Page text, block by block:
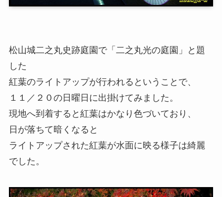
松山城二之丸史跡庭園で「二之丸光の庭園」と題
した
紅葉のライトアップが行われるということで、
１１／２０の日曜日に出掛けてみました。
現地へ到着すると紅葉はかなり色づいており、
日が落ちて暗くなると
ライトアップされた紅葉が水面に映る様子は綺麗
でした。